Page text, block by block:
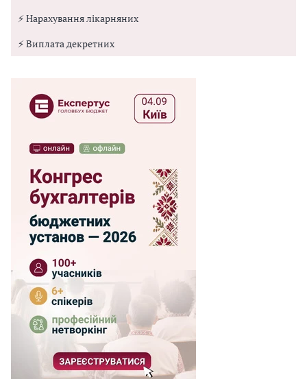
⚡ Нарахування лікарняних
⚡ Виплата декретних